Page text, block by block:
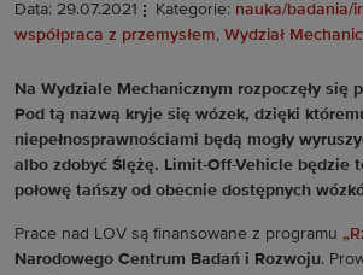
Data: 29.07.2021 Kategorie: nauka/badania/
współpraca z przemysłem, Wydział
Na Wydziale Mechanicznym rozpoczęły się
Pod tą nazwą kryje się wózek, dzięki
niepełnosprawnościami będą mogły
albo zdobyć Ślężę. Limit-Off-Vehicle będzie
połowę tańszy od obecnie dostępnych
Prace nad LOV są finansowane z programu
Narodowego Centrum Badań i Rozwoju.